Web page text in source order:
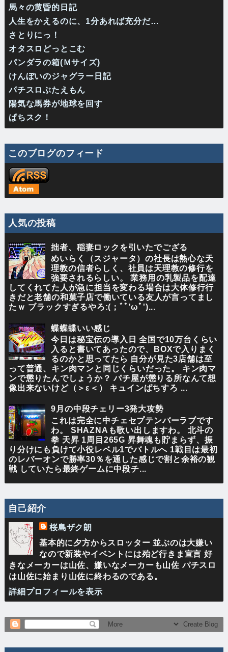
馬々の黄昏的日記
人生をかえるのに、1分あれば充分だ…
さとりにっ！
オタスロどっとこむ
パンダラの箱(Ｍサイズ)
けんぼいのジャグラー日記
パチスロぶたえもん
陽気な馬券が地球を回す
ぱちスク！
このブログのフィード
人気の投稿
拙者、稲妻ロックを引いたでござる
めいらく（スジャータ）の社長は熱心な天
理教の信者らしく、社員は天理教の修行を
強要されるらしい。 業務用の乳製品を配達
してくれてた人が急に担当を変わる場合は大体修行行
きだと老舗の和菓子店で働いている友人が言ってまし
たｗ ブラックすぎるやろ:(；ﾞﾟ'ωﾟ')...
蝶蝶蝶いい感じ
今日は秘宝伝の導入日 全国で10万台くらい
入ると書いてあったので、BOXで入りまく
るのかと思ってたら 自分が見た3店舗は至
って普通、キン肉マンと同じくらいだった。 キン肉マ
ンで懲りたんでしょうか？ パチ屋が懲りる所なんて想
像出来ないけど（＞ε＜） キュインぱちすろ ...
9月の中段チェリー3発大攻勢
これは完全に中チェセプテンバーラブです
わ。 SHAZNAも歌い出しますわ。 北斗の
拳 天昇 1周目265G 昇舞魂も貯まらず、振
り分けにも負けて小役レベル1でバトルへ 1戦目は最初
のレバーオンで勝率30％を通した感じで割と余裕の観
戦 していたら最終ゲームに中段チ...
自己紹介
桜島ザク朗
基本的に夕方からスロッター 並ぶのは大嫌い
なので新装やイベントには殆ど行きま宣言 好
きなメーカーは山佐、嫌いなメーカーも山佐 パチスロ
は山佐に始まり山佐に終わるのである。
詳細プロフィールを表示